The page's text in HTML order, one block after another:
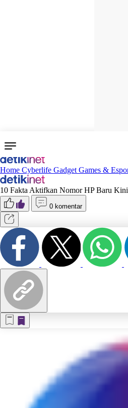
Home Cyberlife Gadget Games &
10 Fakta Aktifkan Nomor HP Baru
0 komentar